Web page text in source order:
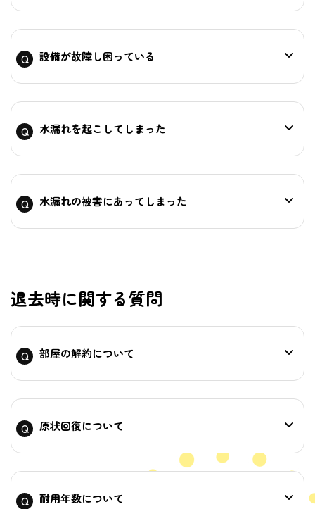
設備が故障し困っている
水漏れを起こしてしまった
水漏れの被害にあってしまった
退去時に関する質問
部屋の解約について
原状回復について
耐用年数について